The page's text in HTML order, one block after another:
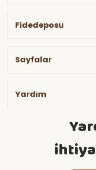
Fidedeposu
Sayfalar
Yardım